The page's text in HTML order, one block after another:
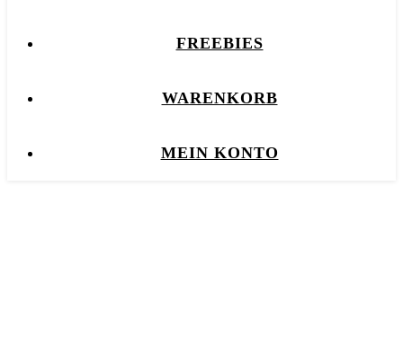
FREEBIES
WARENKORB
MEIN KONTO